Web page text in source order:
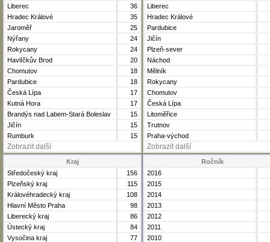
Liberec
36
Hradec Králové
35
Jaroměř
25
Nýřany
24
Rokycany
24
Havlíčkův Brod
20
Chomutov
18
Pardubice
18
Česká Lípa
17
Kutná Hora
17
Brandýs nad Labem-Stará Boleslav
15
Jičín
15
Rumburk
15
Zobrazit další
Liberec
Hradec Králové
Pardubice
Jičín
Plzeň-sever
Náchod
Mělník
Rokycany
Chomutov
Česká Lípa
Litoměřice
Trutnov
Praha-východ
Zobrazit další
Kraj
Středočeský kraj
156
Plzeňský kraj
115
Královéhradecký kraj
108
Hlavní Město Praha
98
Liberecký kraj
86
Ústecký kraj
84
Vysočina kraj
77
Ročník
2016
2015
2014
2013
2012
2011
2010